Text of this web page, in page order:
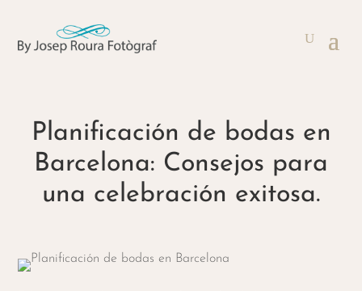
Planificación de bodas en
Barcelona: Consejos para
una celebración exitosa.